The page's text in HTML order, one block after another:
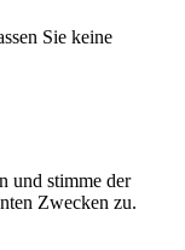
Sie keine
und stimme der
Zwecken zu.